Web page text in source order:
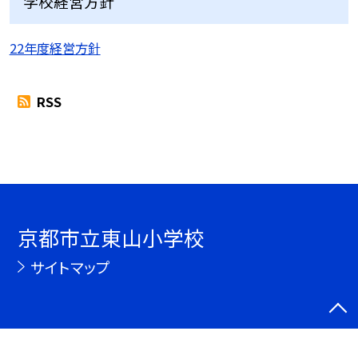
22年度経営方針
RSS
京都市立東山小学校
サイトマップ